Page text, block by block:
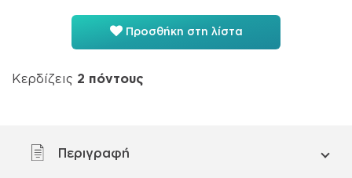
Προσθήκη στη λίστα
Κερδίζεις 2 πόντους
Περιγραφή